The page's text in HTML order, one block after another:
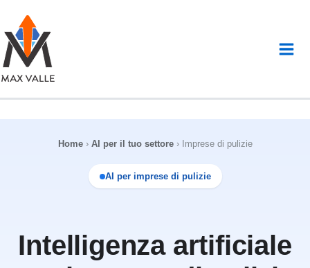
contenuto
Home› AI per il tuo settore› Imprese di pulizie
AI per imprese di pulizie
Intelligenza artificiale